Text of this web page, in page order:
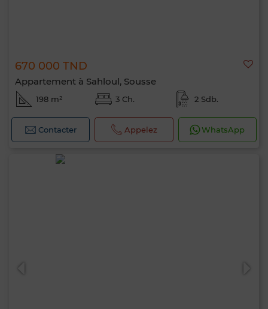
670 000 TND
Appartement à Sahloul, Sousse
198 m² 3 Ch. 2 Sdb.
Contacter Appelez WhatsApp